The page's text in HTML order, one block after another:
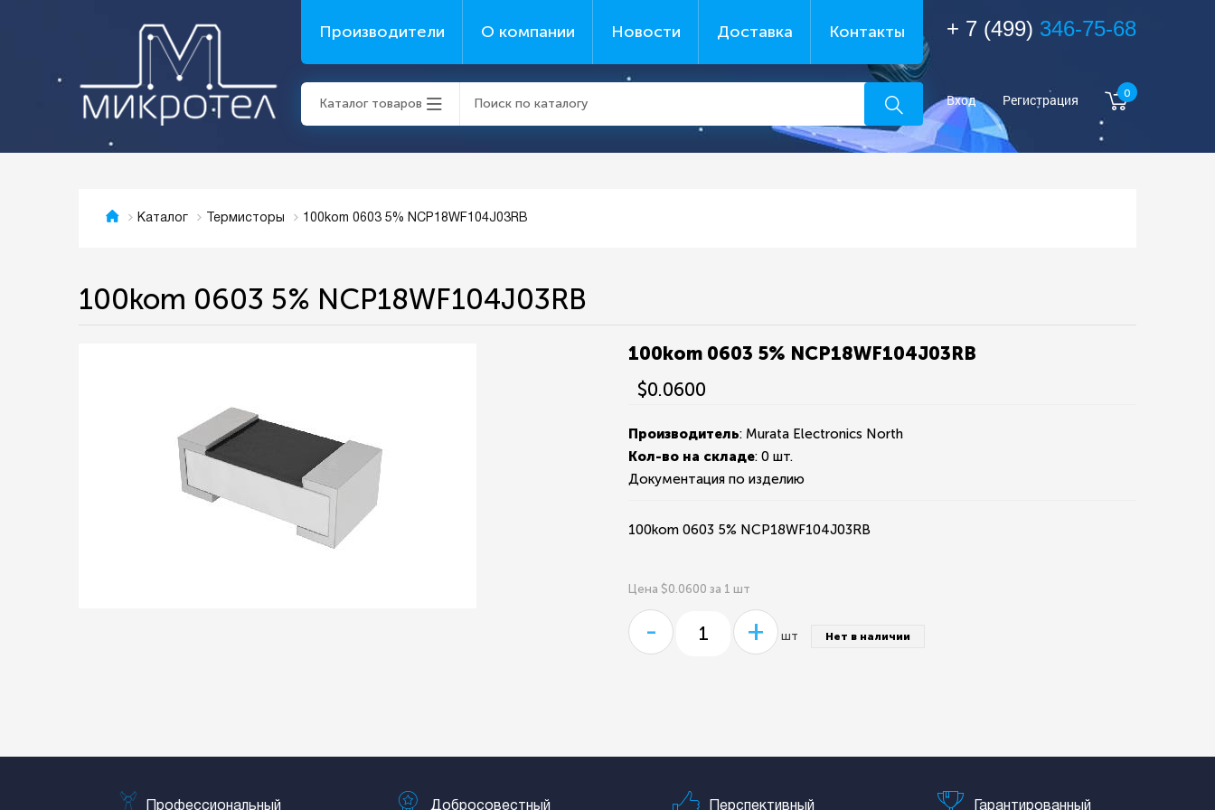
Производители О компании Новости Доставка Контакты
Каталог товаров
+ 7 (499) 346-75-68
Вход Регистрация 0
Каталог Термисторы 100kom 0603 5% NCP18WF104J03RB
100kom 0603 5% NCP18WF104J03RB
100kom 0603 5% NCP18WF104J03RB
$0.0600
Производитель: Murata Electronics North
Кол-во на складе:0 шт.
Документация по изделию
100kom 0603 5% NCP18WF104J03RB
Цена $0.0600 за 1 шт
- + шт Нет в наличии
Профессиональный Добросовестный Перспективный Гарантированный